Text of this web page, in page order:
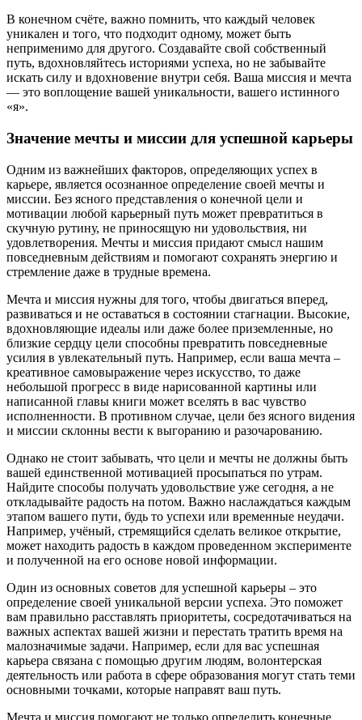
В конечном счёте, важно помнить, что каждый человек
уникален и того, что подходит одному, может быть
неприменимо для другого. Создавайте свой собственный
путь, вдохновляйтесь историями успеха, но не забывайте
искать силу и вдохновение внутри себя. Ваша миссия и мечта
— это воплощение вашей уникальности, вашего истинного
«я».
Значение мечты и миссии для успешной карьеры
Одним из важнейших факторов, определяющих успех в
карьере, является осознанное определение своей мечты и
миссии. Без ясного представления о конечной цели и
мотивации любой карьерный путь может превратиться в
скучную рутину, не приносящую ни удовольствия, ни
удовлетворения. Мечты и миссия придают смысл нашим
повседневным действиям и помогают сохранять энергию и
стремление даже в трудные времена.
Мечта и миссия нужны для того, чтобы двигаться вперед,
развиваться и не оставаться в состоянии стагнации. Высокие,
вдохновляющие идеалы или даже более приземленные, но
близкие сердцу цели способны превратить повседневные
усилия в увлекательный путь. Например, если ваша мечта –
креативное самовыражение через искусство, то даже
небольшой прогресс в виде нарисованной картины или
написанной главы книги может вселять в вас чувство
исполненности. В противном случае, цели без ясного видения
и миссии склонны вести к выгоранию и разочарованию.
Однако не стоит забывать, что цели и мечты не должны быть
вашей единственной мотивацией просыпаться по утрам.
Найдите способы получать удовольствие уже сегодня, а не
откладывайте радость на потом. Важно наслаждаться каждым
этапом вашего пути, будь то успехи или временные неудачи.
Например, учёный, стремящийся сделать великое открытие,
может находить радость в каждом проведенном эксперименте
и полученной на его основе новой информации.
Один из основных советов для успешной карьеры – это
определение своей уникальной версии успеха. Это поможет
вам правильно расставлять приоритеты, сосредотачиваться на
важных аспектах вашей жизни и перестать тратить время на
малозначимые задачи. Например, если для вас успешная
карьера связана с помощью другим людям, волонтерская
деятельность или работа в сфере образования могут стать теми
основными точками, которые направят ваш путь.
Мечта и миссия помогают не только определить конечные